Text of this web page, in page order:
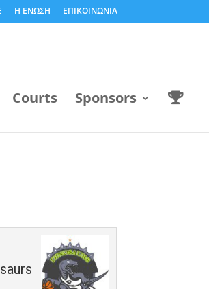
Η ΕΝΩΣΗ ΕΠΙΚΟΙΝΩΝΙΑ
Courts Sponsors